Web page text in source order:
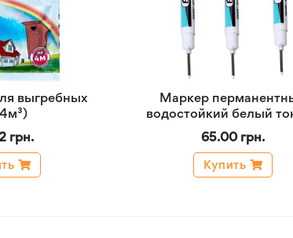
выгребных
грн.
Маркер
водостойкий белый
65.00 грн.
Купить